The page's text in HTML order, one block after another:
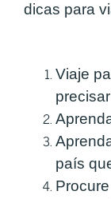
dicas para
Viaje
país